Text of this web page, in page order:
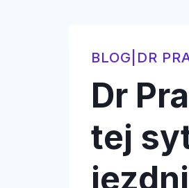
BLOG DR
Dr
tej